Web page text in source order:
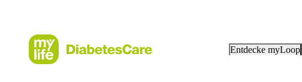
Entdecke myLoop